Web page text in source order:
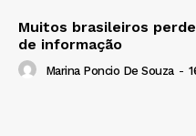
Muitos brasileiros
de informação
Marina Poncio De Souza -